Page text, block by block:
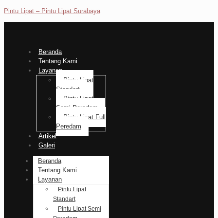
Pintu Lipat – Pintu Lipat Surabaya
Beranda
Tentang Kami
Layanan
Pintu Lipat
Standart
Pintu Lipat
Semi Peredam
Pintu Lipat Full
Peredam
Artikel
Galeri
Beranda
Tentang Kami
Layanan
Pintu Lipat
Standart
Pintu Lipat Semi